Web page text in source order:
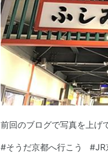
前回のブログで写真を上げ
#そうだ京都へ行こう #JR